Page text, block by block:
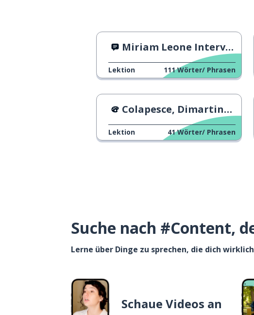
Miriam Leone Interview 2
Lektion 111 Wörter/ Phrasen
Colapesce, Dimartino - Splash
Lektion 41 Wörter/ Phrasen
Suche nach #Content,
Lerne über Dinge zu sprechen, die dich
Schaue Videos an